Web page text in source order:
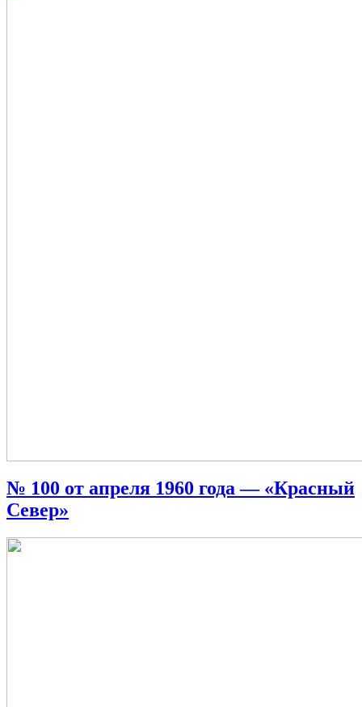
№ 100 от апреля 1960 года — «Красный
Север»